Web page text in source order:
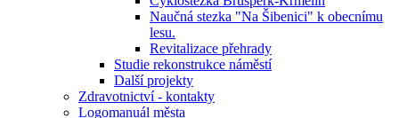
Naučná stezka "Na Šibenici" k obecnímu
lesu.
Revitalizace přehrady
Studie rekonstrukce náměstí
Další projekty
Zdravotnictví - kontakty
Logomanuál města